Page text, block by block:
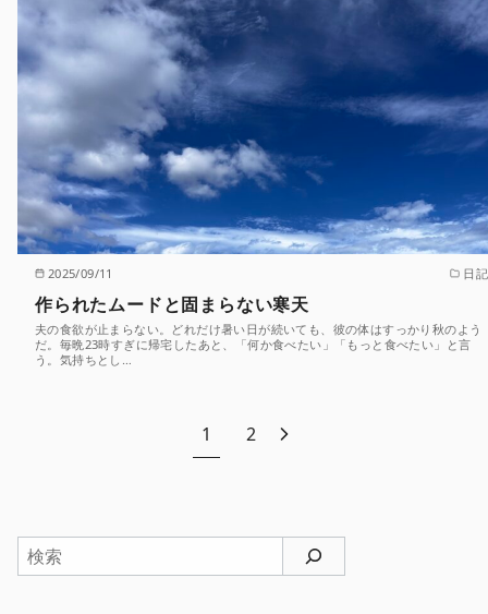
2025/09/11 日記
作られたムードと固まらない寒天
夫の食欲が止まらない。どれだけ暑い日が続いても、彼の体はすっかり秋のよう
だ。毎晩23時すぎに帰宅したあと、「何か食べたい」「もっと食べたい」と言
う。気持ちとし…
1 2
検
索